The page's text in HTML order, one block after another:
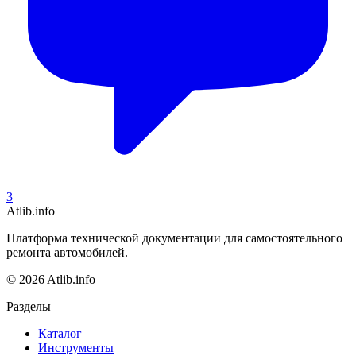
3
Atlib.info
Платформа технической документации для самостоятельного
ремонта автомобилей.
© 2026 Atlib.info
Разделы
Каталог
Инструменты